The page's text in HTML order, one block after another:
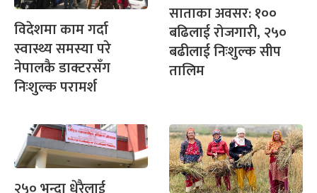
विदेशमा काम गर्दा
स्वास्थ्य समस्या परे
नेपालकै डाक्टरसँग
निःशुल्क परामर्श
साताका अवसर: १००
बढिलाई रोजगारी, २५०
बढीलाई निःशुल्क सीप
तालिम